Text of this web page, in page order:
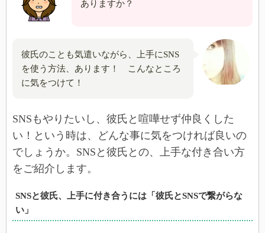
ありますか？
彼氏のことも気遣いながら、上手にSNS
を使う方法、あります！ こんなところ
に気をつけて！
SNSもやりたいし、彼氏と喧嘩せず仲良くした
い！という時は、どんな事に気をつければ良いの
でしょうか。SNSと彼氏との、上手な付き合い方
をご紹介します。
SNSと彼氏、上手に付き合うには「彼氏とSNSで繋がらな
い」